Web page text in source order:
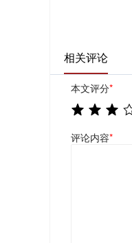
相关评论
本文评分*
评论内容*